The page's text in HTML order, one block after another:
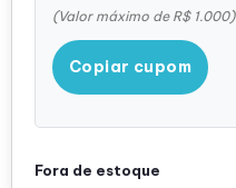
(Valor máximo de R$ 1.000)
Copiar cupom
Fora de estoque